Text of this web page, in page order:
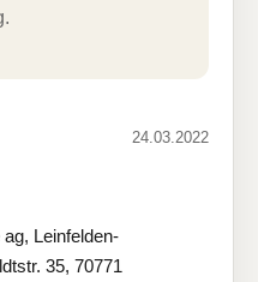
24.03.2022
Leinfelden-
35, 70771